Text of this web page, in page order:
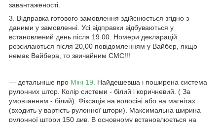
завантаженості.
3. Відправка готового замовлення здійснюється згідно з
даними у замовленні. Усі відправки відбуваються у
встановлений день після 19.00. Номери декларацій
розсилаються після 20,00 повідомленням у Вайбер, якщо
немає Вайбера, то звичайним СМС!!!
― детальніше про Міні 19. Найдешевша і поширена система
рулонних штор. Колір системи - білий і коричневий. ( За
умовчанням - білий). Фіксація на волосіні або на магнітах
(входить у вартість рулонної штори). Максимальна ширина
рулонної штори 150 див. В основному встановлюється на